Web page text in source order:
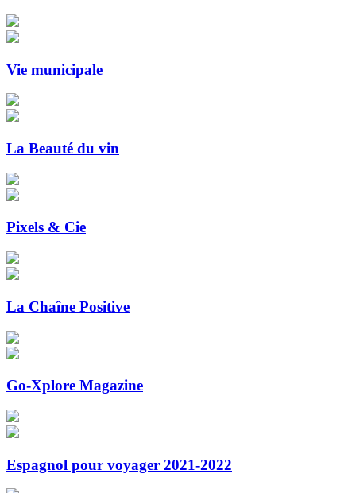
Vie municipale
La Beauté du vin
Pixels & Cie
La Chaîne Positive
Go-Xplore Magazine
Espagnol pour voyager 2021-2022